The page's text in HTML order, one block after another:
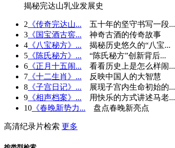
揭秘完达山乳业发展史
2 《传奇完达山...
五十年的坚守书写一段...
3 《国宝酒古窖...
神奇古酒的传奇故事
4 《八宝秘方》...
揭秘历史悠久的“八宝...
5 《陈氏秘方》...
“陈氏秘方”创新背后...
6 《正月十五闹...
看看历史上是怎么样闹...
7 《十二生肖》...
反映中国人的大智慧
8 《子宫日记》...
展现子宫内生命初始的...
9 《相声档案》...
用快乐的方式讲述马老...
10 《春晚新势力... 盘点春晚新亮点
高清纪录片检索 更多